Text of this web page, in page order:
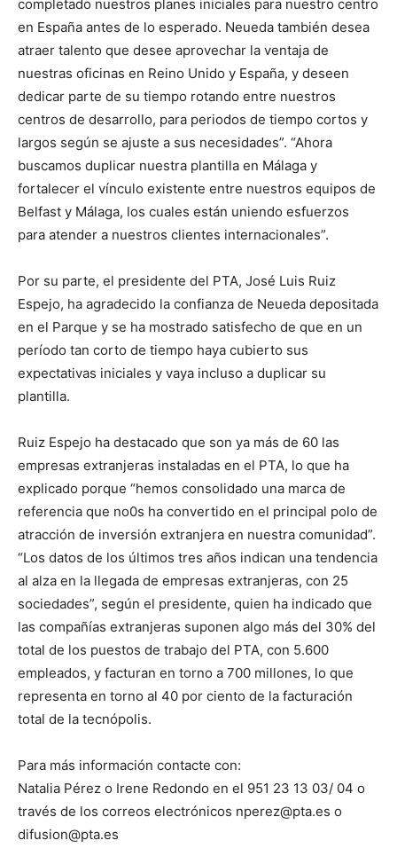
completado nuestros planes iniciales para nuestro centro
en España antes de lo esperado. Neueda también desea
atraer talento que desee aprovechar la ventaja de
nuestras oficinas en Reino Unido y España, y deseen
dedicar parte de su tiempo rotando entre nuestros
centros de desarrollo, para periodos de tiempo cortos y
largos según se ajuste a sus necesidades”. “Ahora
buscamos duplicar nuestra plantilla en Málaga y
fortalecer el vínculo existente entre nuestros equipos de
Belfast y Málaga, los cuales están uniendo esfuerzos
para atender a nuestros clientes internacionales”.
Por su parte, el presidente del PTA, José Luis Ruiz
Espejo, ha agradecido la confianza de Neueda depositada
en el Parque y se ha mostrado satisfecho de que en un
período tan corto de tiempo haya cubierto sus
expectativas iniciales y vaya incluso a duplicar su
plantilla.
Ruiz Espejo ha destacado que son ya más de 60 las
empresas extranjeras instaladas en el PTA, lo que ha
explicado porque “hemos consolidado una marca de
referencia que no0s ha convertido en el principal polo de
atracción de inversión extranjera en nuestra comunidad”.
“Los datos de los últimos tres años indican una tendencia
al alza en la llegada de empresas extranjeras, con 25
sociedades”, según el presidente, quien ha indicado que
las compañías extranjeras suponen algo más del 30% del
total de los puestos de trabajo del PTA, con 5.600
empleados, y facturan en torno a 700 millones, lo que
representa en torno al 40 por ciento de la facturación
total de la tecnópolis.
Para más información contacte con:
Natalia Pérez o Irene Redondo en el 951 23 13 03/ 04 o
través de los correos electrónicos nperez@pta.es o
difusion@pta.es